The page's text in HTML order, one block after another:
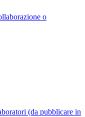
o
(da pubblicare in